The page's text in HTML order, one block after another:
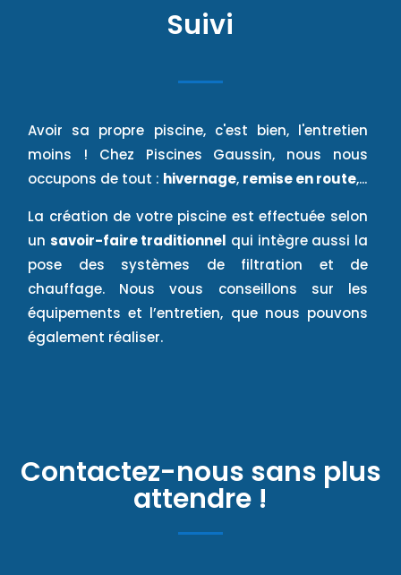
Suivi
Avoir sa propre piscine, c'est bien, l'entretien
moins ! Chez Piscines Gaussin, nous nous
occupons de tout : hivernage, remise en route,...
La création de votre piscine est effectuée selon
un savoir-faire traditionnel qui intègre aussi la
pose des systèmes de filtration et de
chauffage. Nous vous conseillons sur les
équipements et l’entretien, que nous pouvons
également réaliser.
Contactez-nous sans plus
attendre !